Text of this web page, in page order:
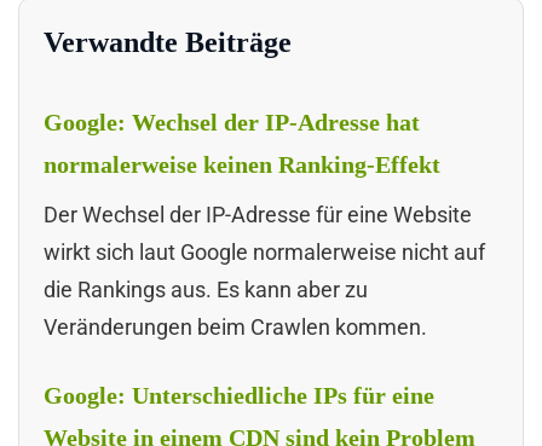
Verwandte Beiträge
Google: Wechsel der IP-Adresse hat
normalerweise keinen Ranking-Effekt
Der Wechsel der IP-Adresse für eine Website
wirkt sich laut Google normalerweise nicht auf
die Rankings aus. Es kann aber zu
Veränderungen beim Crawlen kommen.
Google: Unterschiedliche IPs für eine
Website in einem CDN sind kein Problem